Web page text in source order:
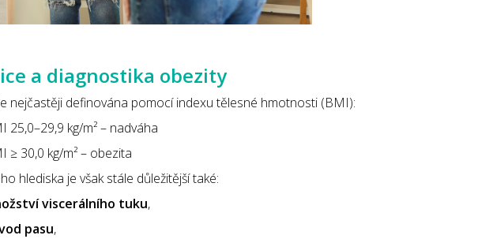
a diagnostika obezity
nejčastěji definována pomocí indexu tělesné hmotnosti (BMI):
25,0–29,9 kg/m² – nadváha
≥ 30,0 kg/m² – obezita
hlediska je však stále důležitější také:
viscerálního tuku,
pasu,